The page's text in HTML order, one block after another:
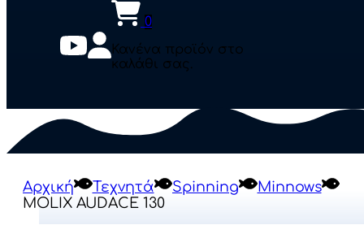
0
Κανένα προϊόν στο
καλάθι σας.
Αρχική Τεχνητά Spinning
Minnows
MOLIX AUDACE 130